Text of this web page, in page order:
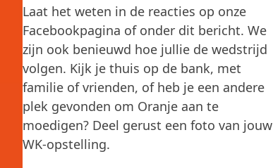
Laat het weten in de reacties op onze
Facebookpagina of onder dit bericht. We
zijn ook benieuwd hoe jullie de wedstrijd
volgen. Kijk je thuis op de bank, met
familie of vrienden, of heb je een andere
plek gevonden om Oranje aan te
moedigen? Deel gerust een foto van jouw
WK-opstelling.